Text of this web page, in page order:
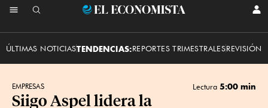
El
ÚLTIMAS NOTICIASTENDENCIAS:REPORTES TRIMESTRALESREVISIÓN
EMPRESAS Lectura 5:00 min
Siigo Aspel lidera la